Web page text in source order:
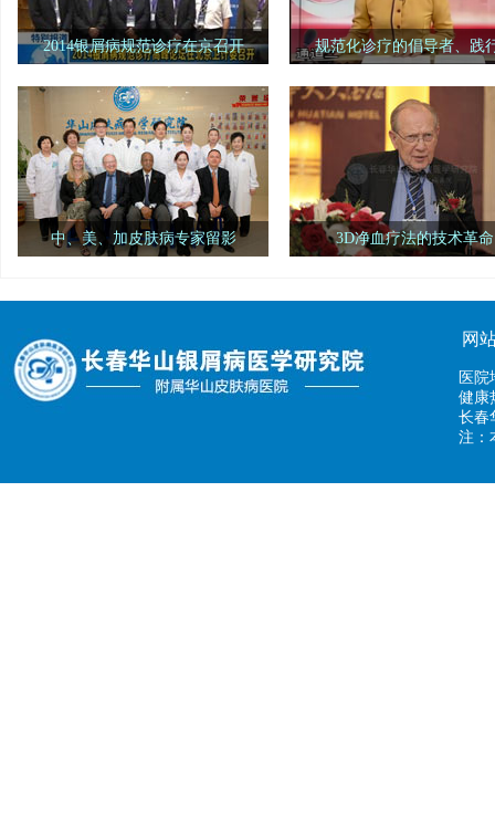
2014银屑病规范诊疗在京召开
规范诊疗及健康教育高峰论坛"在北京卫
计委(原国家卫生部)隆重召开
规范化诊疗的倡导者、践
省长春市"长春华山银屑病医学研
院"荣誉入选。
中、美、加皮肤病专家留影
院、长春华山医院留影
3D净血疗法的技术革命
带来一场新的技术革命
网
医
健康
长春
注：